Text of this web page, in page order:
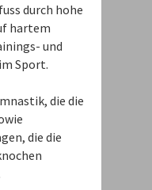
durch hohe
hartem
und
Sport.
die die
die die